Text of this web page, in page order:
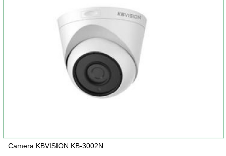
Camera KBVISION KB-3002N